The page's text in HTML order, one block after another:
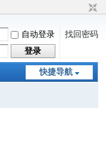
自动登录
找回密码
登录
快捷导航